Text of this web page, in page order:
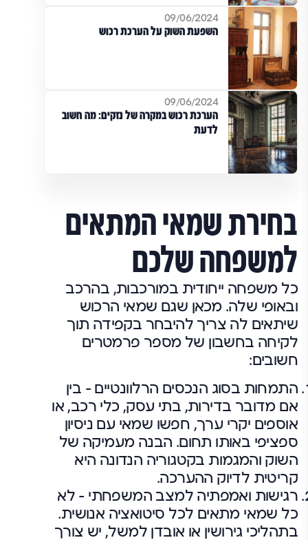
09/06/2024
השפעת השוק על הערכת רכוש
09/06/2024
הערכת רכוש במקרה של נזקים: מה חשוב
לדעת
בחירת שמאי המתאים
למשפחה שלכם
כל משפחה ייחודית במורכבות, בהרכב
ובאופי שלה. מכאן שגם שמאי הרכוש
שיתאים לה צריך להיבחר בקפידה תוך
לקיחה בחשבון של מספר פרמטרים
חשובים:
התמחות בסוג הנכסים הרלוונטיים – בין
אם מדובר בדירות, בתי עסק, כלי רכב, או
אוספים יקרי ערך, חפשו שמאי עם ניסיון
ספציפי באותו תחום. הבנה מעמיקה של
השוק והמגמות בקטגוריה הנדונה היא
קריטית לדיוק ההערכה.
רגישות ואמפתיה למצב המשפחתי – לא
כל שמאי מתאים לכל סיטואציה אנושית.
בתהליכי גירושין או אובדן למשל, יש צורך